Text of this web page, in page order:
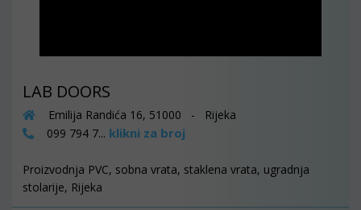
LAB DOORS
Emilija Randića 16, 51000 - Rijeka
099 794 7... klikni za broj
Proizvodnja PVC, sobna vrata, staklena vrata, ugradnja
stolarije, Rijeka